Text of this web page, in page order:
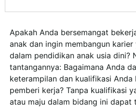
Apakah Anda bersemangat
anak dan ingin membangun karier
dalam pendidikan anak usia dini?
tantangannya: Bagaimana Anda
keterampilan dan kualifikasi Anda
pemberi kerja? Tanpa kualifikasi
atau maju dalam bidang ini dapat